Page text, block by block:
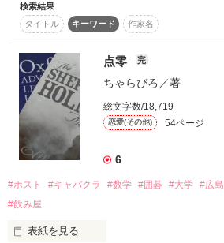
スターツ出版小説投稿サイト合同企画「
賞」ベリーズカフェ会場
その他の条件
作品を読む
「先生のことすきになっちゃいました」
「俺お前のことすきになった」
櫻井成一
(さくらいまさかず)
数学講師23歳
*
桜井梨絵
高校2年17歳
検索結果
タイトル
キーワード 作家名
点零 完
ちゃらぴろ ／著
総文字数/18,719
恋愛(その他) 54ページ
6
#ホスト #キャバクラ #数学 #囲碁 #大学 #広島
#飲み屋
表紙を見る